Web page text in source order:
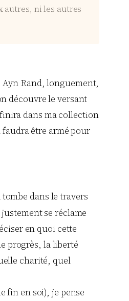
autres, ni les autres
Rand, longuement,
découvre le versant
dans ma collection
être armé pour
dans le travers
se réclame
en quoi cette
progrès, la liberté
charité, quel
fin en soi), je pense